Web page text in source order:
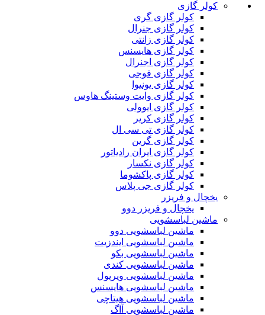
کولر گازی
کولر گازی گری
کولر گازی جنرال
کولر گازی زانتی
کولر گازی هایسنس
کولر گازی اجنرال
کولر گازی فوجی
کولر گازی یونیوا
کولر گازی وایت وستینگ هاوس
کولر گازی ایوولی
کولر گازی کریر
کولر گازی تی سی ال
کولر گازی گرین
کولر گازی ایران رادیاتور
کولر گازی نکسار
کولر گازی پاکشوما
کولر گازی جی پلاس
یخچال و فریزر
یخچال و فریزر دوو
ماشین لباسشویی
ماشین لباسشویی دوو
ماشین لباسشویی ایندزیت
ماشین لباسشویی بکو
ماشین لباسشویی کندی
ماشین لباسشویی ویرپول
ماشین لباسشویی هایسنس
ماشین لباسشویی هیتاچی
ماشین لباسشویی آاگ